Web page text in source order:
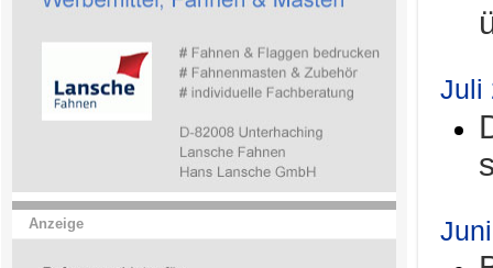
Anzeige
Juli